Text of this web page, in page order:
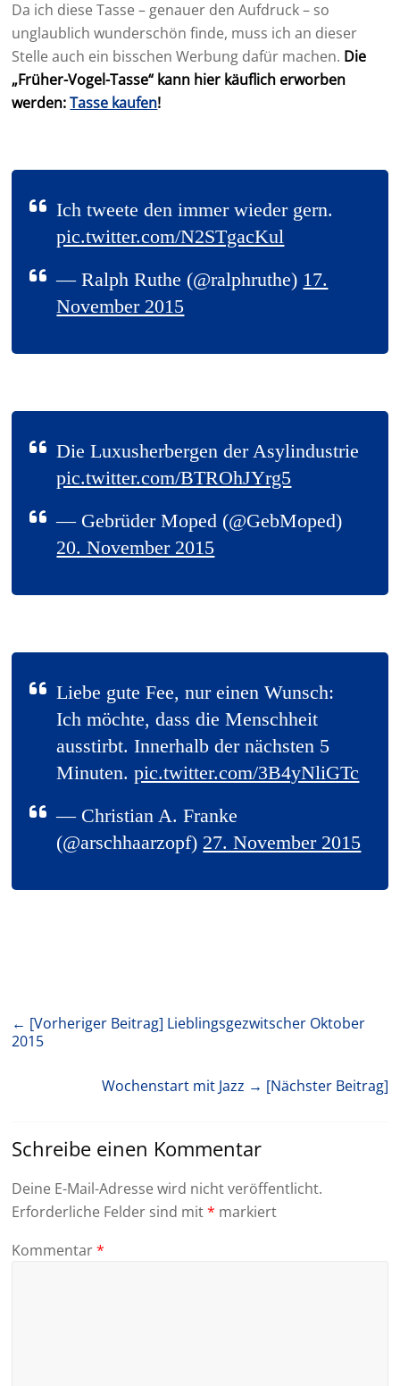
Da ich diese Tasse – genauer den Aufdruck – so
unglaublich wunderschön finde, muss ich an dieser
Stelle auch ein bisschen Werbung dafür machen. Die
„Früher-Vogel-Tasse“ kann hier käuflich erworben
werden:Tasse kaufen!
Ich tweete den immer wieder gern.
pic.twitter.com/N2STgacKul
— Ralph Ruthe (@ralphruthe) 17.
November 2015
Die Luxusherbergen der Asylindustrie
pic.twitter.com/BTROhJYrg5
— Gebrüder Moped (@GebMoped)
20. November 2015
Liebe gute Fee, nur einen Wunsch:
Ich möchte, dass die Menschheit
ausstirbt. Innerhalb der nächsten 5
Minuten.pic.twitter.com/3B4yNliGTc
— Christian A. Franke
(@arschhaarzopf) 27. November 2015
← [Vorheriger Beitrag] Lieblingsgezwitscher Oktober
2015
Wochenstart mit Jazz → [Nächster Beitrag]
Schreibe einen Kommentar
Deine E-Mail-Adresse wird nicht veröffentlicht.
Erforderliche Felder sind mit* markiert
Kommentar*